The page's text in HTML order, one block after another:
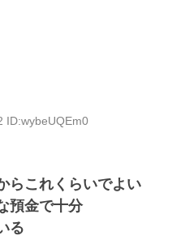
ID:wybeUQEm0
らこれくらいでよい
預金で十分
る